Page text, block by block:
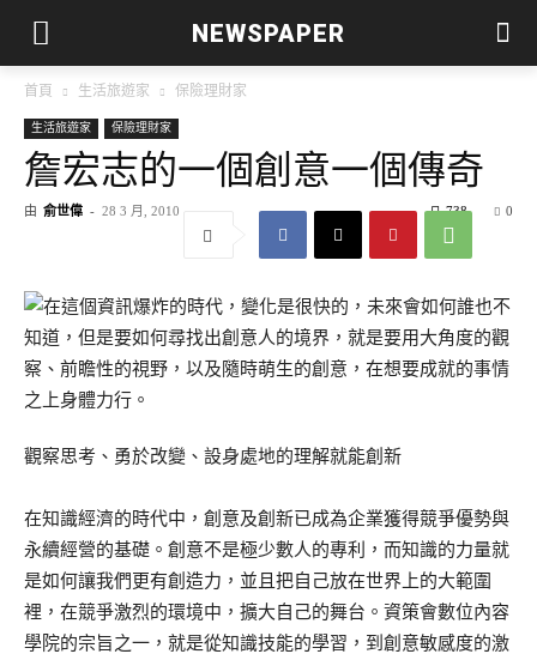
NEWSPAPER
首頁 生活旅遊家 保險理財家
生活旅遊家 保險理財家
詹宏志的一個創意一個傳奇
由 俞世偉 - 28 3 月, 2010 0
738
觀察思考、勇於改變、設身處地的理解就能創新
在知識經濟的時代中，創意及創新已成為企業獲得競爭優勢與
永續經營的基礎。創意不是極少數人的專利，而知識的力量就
是如何讓我們更有創造力，並且把自己放在世界上的大範圍
裡，在競爭激烈的環境中，擴大自己的舞台。資策會數位內容
學院的宗旨之一，就是從知識技能的學習，到創意敏感度的激